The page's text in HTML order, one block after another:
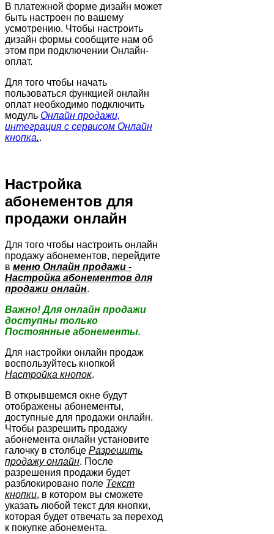
В платежной форме дизайн может
быть настроен по вашему
усмотрению. Чтобы настроить
дизайн формы сообщите нам об
этом при подключении Онлайн-
оплат.
Для того чтобы начать
пользоваться функцией онлайн
оплат необходимо подключить
модуль Онлайн продажи,
интеграция с сервисом Онлайн
кнопка..
Настройка
абонементов для
продажи онлайн
Для того чтобы настроить онлайн
продажу абонементов, перейдите
в меню Онлайн продажи -
Настройка абонементов для
продажи онлайн.
Важно! Для онлайн продажи
доступны только
Постоянные абонементы.
Для настройки онлайн продаж
воспользуйтесь кнопкой
Настройка кнопок.
В открывшемся окне будут
отображены абонементы,
доступные для продажи онлайн.
Чтобы разрешить продажу
абонемента онлайн установите
галочку в столбце Разрешить
продажу онлайн. После
разрешения продажи будет
разблокировано поле Текст
кнопки, в котором вы сможете
указать любой текст для кнопки,
которая будет отвечать за переход
к покупке абонемента.